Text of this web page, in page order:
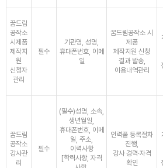
꿈드림
공작소
시제품
제작지
원
신청자
관리
필수
기관명, 성명,
휴대폰번호, 이메
일
꿈드림공작소 시
제품
제작지원 신청
결과 발송,
이용내역관리
꿈드림
공작소
강사관
리
필수
(필수)성명, 소속,
생년월일,
휴대폰번호, 이메
일, 주소,
이력사항
[학력사항, 자격
인력풀 등록절차
진행,
강사 경력·자격
확인